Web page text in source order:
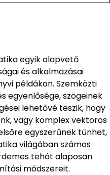
egyik alapvető
és alkalmazásai
példákon. Szemközti
egyenlősége, szögeinek
lehetővé teszik, hogy
vagy komplex vektoros
egyszerűnek tűnhet,
világában számos
tehát alaposan
módszereit.